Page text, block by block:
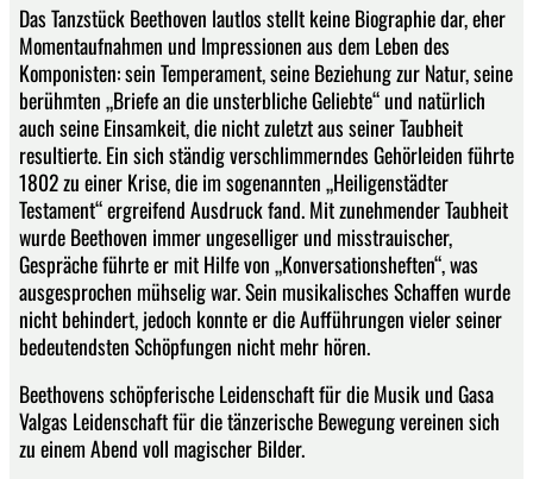
Das Tanzstück Beethoven lautlos stellt keine Biographie dar, eher
Momentaufnahmen und Impressionen aus dem Leben des
Komponisten: sein Temperament, seine Beziehung zur Natur, seine
berühmten „Briefe an die unsterbliche Geliebte“ und natürlich
auch seine Einsamkeit, die nicht zuletzt aus seiner Taubheit
resultierte. Ein sich ständig verschlimmerndes Gehörleiden führte
1802 zu einer Krise, die im sogenannten „Heiligenstädter
Testament“ ergreifend Ausdruck fand. Mit zunehmender Taubheit
wurde Beethoven immer ungeselliger und misstrauischer,
Gespräche führte er mit Hilfe von „Konversationsheften“, was
ausgesprochen mühselig war. Sein musikalisches Schaffen wurde
nicht behindert, jedoch konnte er die Aufführungen vieler seiner
bedeutendsten Schöpfungen nicht mehr hören.
Beethovens schöpferische Leidenschaft für die Musik und Gasa
Valgas Leidenschaft für die tänzerische Bewegung vereinen sich
zu einem Abend voll magischer Bilder.